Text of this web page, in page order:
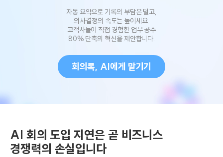
자동 요약으로 기록의 부담은 덜고,
의사결정의 속도는 높이세요.
고객사들이 직접 경험한 업무 공수
80% 단축의 혁신을 제안합니다.
회의록, AI에게 맡기기
AI 회의 도입 지연은 곧 비즈니스
경쟁력의 손실입니다